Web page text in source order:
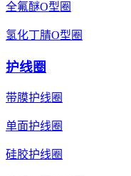
全氟醚O型圈
氢化丁腈O型圈
护线圈
带膜护线圈
单面护线圈
硅胶护线圈